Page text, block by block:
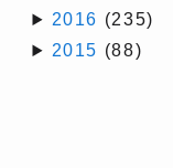
2016 (235)
2015 (88)